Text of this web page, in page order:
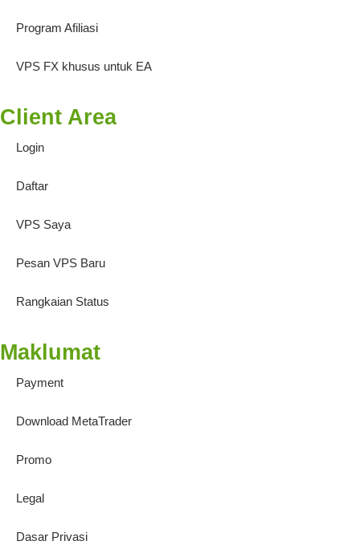
Program Afiliasi
VPS FX khusus untuk EA
Client Area
Login
Daftar
VPS Saya
Pesan VPS Baru
Rangkaian Status
Maklumat
Payment
Download MetaTrader
Promo
Legal
Dasar Privasi